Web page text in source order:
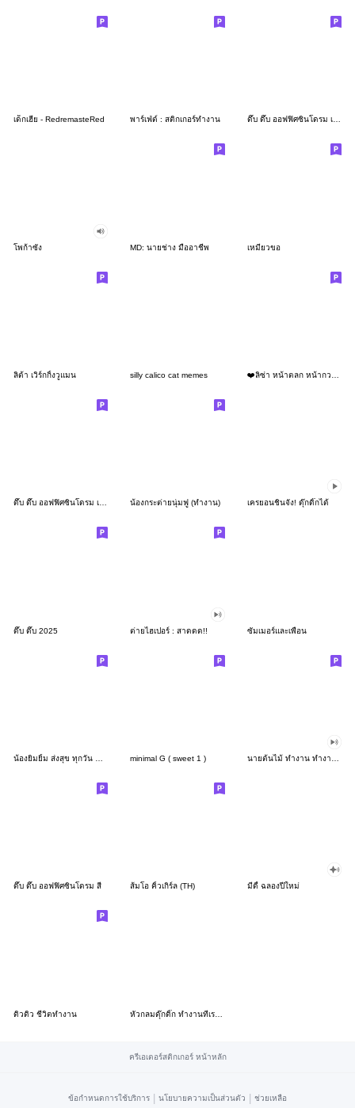
เด็กเฮีย - RedremasteRed พาร์เฟ่ต์ : สติกเกอร์ทำงาน ดึ๊บ ดึ๊บ ออฟฟิศซินโดรม เจ็ด
โพก้าซัง MD: นายช่าง มืออาชีพ เหมียวขอ
ลิต้า เวิร์กกิ้งวูแมน silly calico cat memes
ดึ๊บ ดึ๊บ ออฟฟิศซินโดรม เก้า น้องกระต่ายนุ่มฟู (ทำงาน) เครยอนชินจัง! ดุ๊กดิ๊กได้
ดึ๊บ ดึ๊บ 2025 ต่ายไฮเปอร์ : สาดดด!! ซัมเมอร์และเพื่อน
minimal G ( sweet 1 )
ดึ๊บ ดึ๊บ ออฟฟิศซินโดรม สี่ ส้มโอ คิ้วเกิร์ล (TH) มีดี้ ฉลองปีใหม่
ดิวดิว ชีวิตทำงาน
ครีเอเตอร์สติกเกอร์ หน้าหลัก
ข้อกำหนดการใช้บริการ | นโยบายความเป็นส่วนตัว | ช่วยเหลือ